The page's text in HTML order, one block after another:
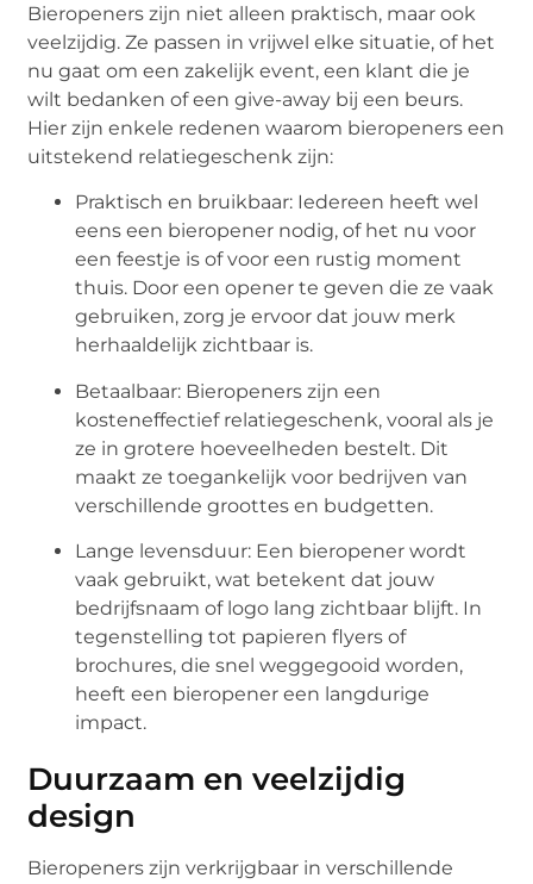
Bieropeners zijn niet alleen praktisch, maar ook
veelzijdig. Ze passen in vrijwel elke situatie, of het
nu gaat om een zakelijk event, een klant die je
wilt bedanken of een give-away bij een beurs.
Hier zijn enkele redenen waarom bieropeners een
uitstekend relatiegeschenk zijn:
Praktisch en bruikbaar: Iedereen heeft wel
eens een bieropener nodig, of het nu voor
een feestje is of voor een rustig moment
thuis. Door een opener te geven die ze vaak
gebruiken, zorg je ervoor dat jouw merk
herhaaldelijk zichtbaar is.
Betaalbaar: Bieropeners zijn een
kosteneffectief relatiegeschenk, vooral als je
ze in grotere hoeveelheden bestelt. Dit
maakt ze toegankelijk voor bedrijven van
verschillende groottes en budgetten.
Lange levensduur: Een bieropener wordt
vaak gebruikt, wat betekent dat jouw
bedrijfsnaam of logo lang zichtbaar blijft. In
tegenstelling tot papieren flyers of
brochures, die snel weggegooid worden,
heeft een bieropener een langdurige
impact.
Duurzaam en veelzijdig
design
Bieropeners zijn verkrijgbaar in verschillende